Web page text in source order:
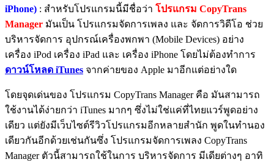
iPhone) : สำหรับโปรแกรมนี้มีชื่อว่า โปรแกรม CopyTrans
Manager มันเป็น โปรแกรมจัดการเพลง และ จัดการวิดีโอ ช่วย
บริหารจัดการ อุปกรณ์เครื่องพกพา (Mobile Devices) อย่าง
เครื่อง iPod เครื่อง iPad และ เครื่อง iPhone โดยไม่ต้องทำการ
ดาวน์โหลด iTunes จากค่ายของ Apple มาอีกแต่อย่างใด
โดยจุดเด่นของ โปรแกรม CopyTrans Manager คือ มันสามารถ
ใช้งานได้ง่ายกว่า iTunes มากๆ ซึ่งไม่ใช่แค่ที่ไทยแวร์พูดอย่าง
เดียว แต่ยังมีเว็บไซต์รีวิวโปรแกรมอีกหลายสำนัก พูดในทำนอง
เดียวกันอีกด้วยเช่นกันซึ่ง โปรแกรมจัดการเพลง CopyTrans
Manager ตัวนี้สามารถใช้ในการ บริหารจัดการ มีเดียต่างๆ อาทิ